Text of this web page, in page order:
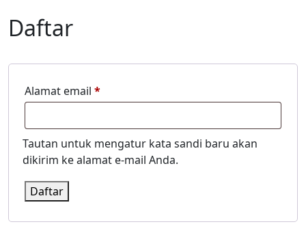
Daftar
Alamat email *Wajib
Tautan untuk mengatur kata sandi baru akan
dikirim ke alamat e-mail Anda.
Daftar